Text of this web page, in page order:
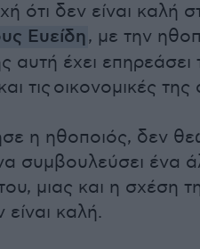
ότι δεν είναι καλή
Ευείδη, με την
αυτή έχει επηρεάσει
τις οικονομικές
η ηθοποιός, δεν
συμβουλεύσει ένα
μιας και η σχέση
καλή.